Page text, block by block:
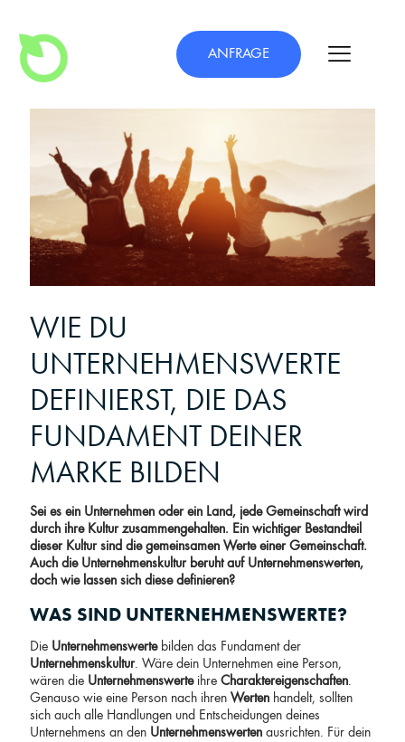
ANFRAGE
WIE DU
UNTERNEHMENSWERTE
DEFINIERST, DIE DAS
FUNDAMENT DEINER
MARKE BILDEN
Sei es ein Unternehmen oder ein Land, jede Gemeinschaft wird
durch ihre Kultur zusammengehalten. Ein wichtiger Bestandteil
dieser Kultur sind die gemeinsamen Werte einer Gemeinschaft.
Auch die Unternehmenskultur beruht auf Unternehmenswerten,
doch wie lassen sich diese definieren?
WAS SIND UNTERNEHMENSWERTE?
Die Unternehmenswertebilden das Fundament der
Unternehmenskultur. Wäre dein Unternehmen eine Person,
wären die Unternehmenswerteihre Charaktereigenschaften.
Genauso wie eine Person nach ihren Werten handelt, sollten
sich auch alle Handlungen und Entscheidungen deines
Unternehmens an den Unternehmenswerten ausrichten. Für dein